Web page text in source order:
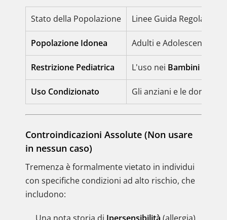
Stato della Popolazione Linee Guida Regolatorie
Popolazione Idonea Adulti e Adolescenti
Restrizione Pediatrica L'uso nei Bambini al di
Uso Condizionato Gli anziani e le donne
Controindicazioni Assolute (Non usare
in nessun caso)
Tremenza è formalmente vietato in individui
con specifiche condizioni ad alto rischio, che
includono: